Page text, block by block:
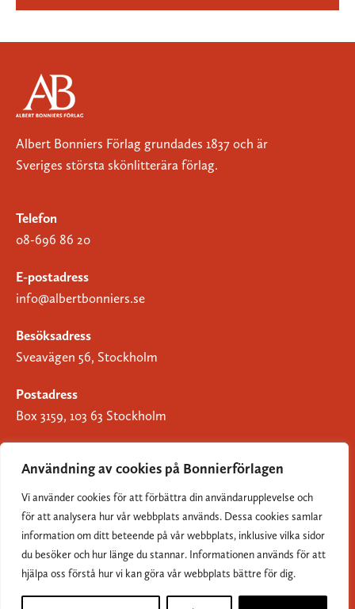
Användning av cookies på Bonnierförlagen
Vi använder cookies för att förbättra din användarupplevelse och
för att analysera hur vår webbplats används. Dessa cookies samlar
information om ditt beteende på vår webbplats, inklusive vilka sidor
du besöker och hur länge du stannar. Informationen används för att
hjälpa oss förstå hur vi kan göra vår webbplats bättre för dig.
Albert Bonniers Förlag grundades 1837 och är
Sveriges största skönlitterära förlag.
Telefon
08-696 86 20
E-postadress
info@albertbonniers.se
Besöksadress
Sveavägen 56, Stockholm
Postadress
Box 3159, 103 63 Stockholm
Om Bonnierförlagen
Cookies
Integritetspolicy